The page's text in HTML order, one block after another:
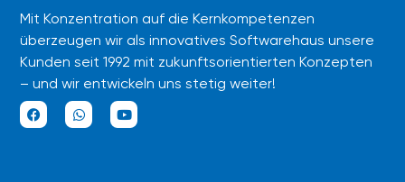
Mit Konzentration auf die Kernkompetenzen
überzeugen wir als innovatives Softwarehaus unsere
Kunden seit 1992 mit zukunftsorientierten Konzepten
– und wir entwickeln uns stetig weiter!
F W Y